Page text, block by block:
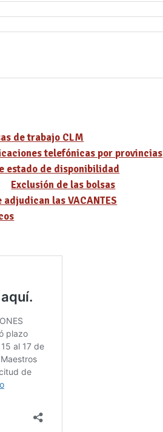
de trabajo CLM
telefónicas por provincias
estado de disponibilidad
Exclusión de las bolsas
adjudican las VACANTES